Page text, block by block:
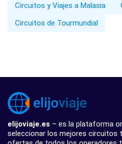
Circuitos y Viajes a Malasia
Circuitos de Tourmundial
elijoviaje.es – es la plataforma
seleccionar los mejores circuitos